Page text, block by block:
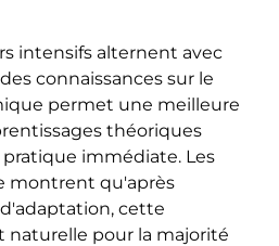
intensifs alternent avec
connaissances sur le
permet une meilleure
théoriques
immédiate. Les
montrent qu'après
cette
naturelle pour la majorité